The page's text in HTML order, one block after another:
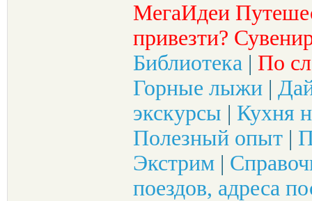
МегаИдеи
привезти?
Библиотека | По
Горные лыжи |
экскурсы | Кухня
Полезный опыт |
Экстрим |
поездов, адреса